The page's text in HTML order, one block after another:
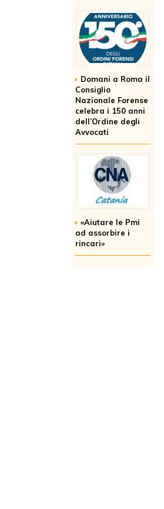
Domani a Roma il
Consiglio
Nazionale Forense
celebra i 150 anni
dell’Ordine degli
Avvocati
«Aiutare le Pmi
ad assorbire i
rincari»